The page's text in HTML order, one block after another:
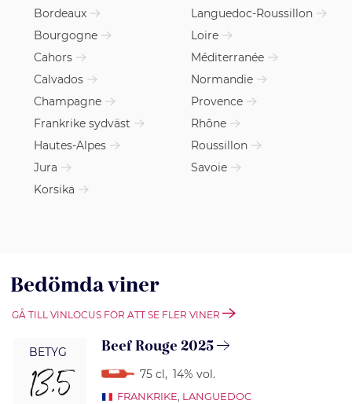
Bordeaux
Bourgogne
Cahors
Calvados
Champagne
Frankrike sydväst
Hautes-Alpes
Jura
Korsika
Languedoc-Roussillon
Loire
Méditerranée
Normandie
Provence
Rhône
Roussillon
Savoie
Bedömda viner
GÅ TILL VINLOCUS FÖR ATT SE FLER VINER
BETYG
13,5
Beef Rouge 2025
75 cl , 14% vol.
FRANKRIKE, LANGUEDOC